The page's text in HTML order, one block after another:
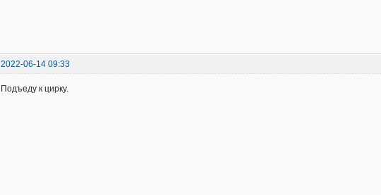
2022-06-14 09:33
Подъеду к цирку.